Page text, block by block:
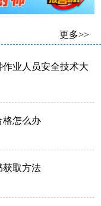
更多>>
业人员安全技术大
格怎么办
获取方法